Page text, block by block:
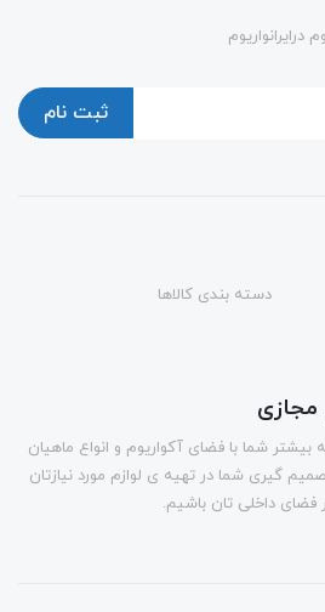
ثبت نام
دسته بندی کالاها
مجازی
شما با فضای آکواریوم و انواع ماهیان
گیری شما در تهیه ی لوازم مورد نیازتان
فضای داخلی تان باشیم.